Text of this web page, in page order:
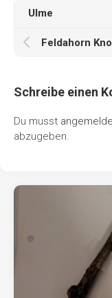
Ulme
Feldahorn
Schreibe einen
Du musst
abzugeben.